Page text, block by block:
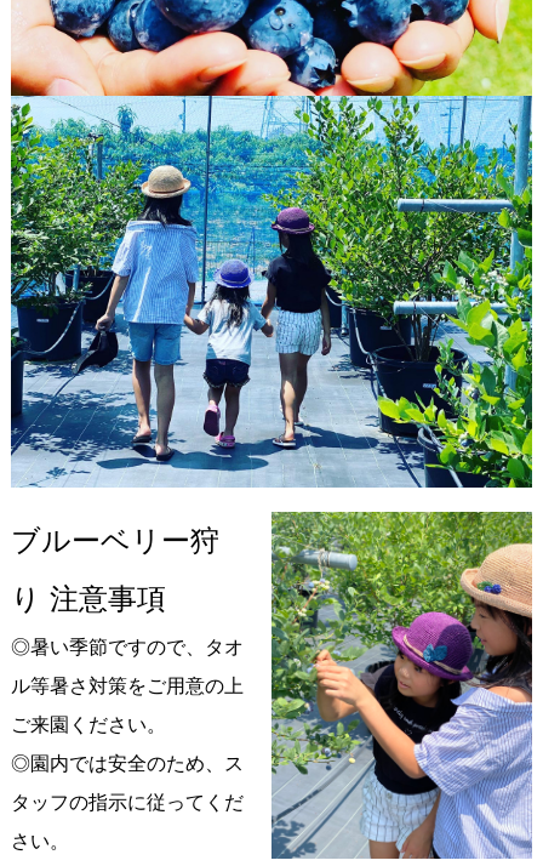
ブルーベリー狩
り 注意事項
◎暑い季節ですので、タオ
ル等暑さ対策をご用意の上
ご来園ください。
◎園内では安全のため、ス
タッフの指示に従ってくだ
さい。